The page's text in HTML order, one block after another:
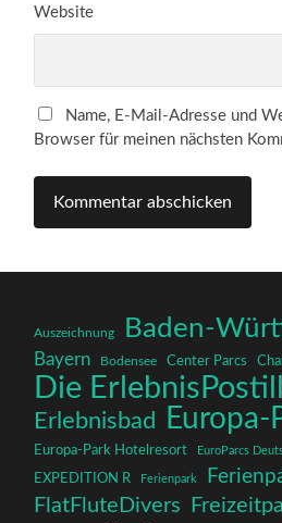
Website
Name, E-Mail-Adresse und
Browser für meinen nächsten
Auszeichnung Baden-
Bayern Bodensee Center Parcs
Die
Erlebnisbad Europa-
Europa-Park Hotelresort EuroParcs
EXPEDITION R Ferienpark
FlatFluteDivers